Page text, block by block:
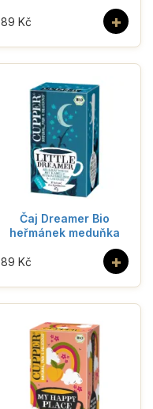
+
89 Kč
Čaj Dreamer Bio
heřmánek meduňka
+
89 Kč